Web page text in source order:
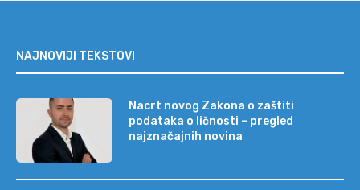
NAJNOVIJI TEKSTOVI
Nacrt novog Zakona o zaštiti
podataka o ličnosti – pregled
najznačajnih novina